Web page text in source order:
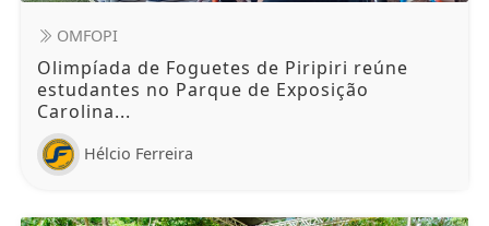
OMFOPI
Olimpíada de Foguetes de Piripiri reúne
estudantes no Parque de Exposição
Carolina...
Hélcio Ferreira